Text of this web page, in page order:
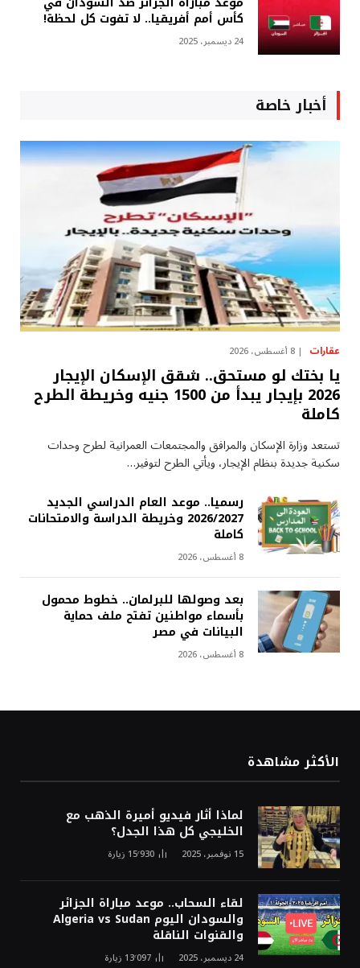
كأس أمم أفريقيا.. لا تفوت كل لحظة!
24 ديسمبر، 2025
أخبار خاصة
عقارات 8 أغسطس، 2026
يا بختك لو مستحق.. شقق الإسكان الإيجار
2026 بإيجار يبدأ من 1500 جنيه وخريطة الطرح
كاملة
تستعد وزارة الإسكان والمرافق والمجتمعات العمرانية لطرح وحدات
سكنية جديدة بنظام الإيجار، ويأتي الطرح لتوفير…
رسميا.. موعد العام الدراسي الجديد
2026/2027 وخريطة الدراسة والامتحانات
كاملة
8 أغسطس، 2026
بعد وصولها للبرلمان.. خطوط محمول
بأسماء مواطنين تفتح ملف حماية
البيانات في مصر
8 أغسطس، 2026
الأكثر مشاهدة
لماذا أثار فيديو أميرة الذهب مع
الخليجي كل هذا الجدل؟
15 نوفمبر، 2025 15٬930 زيارة
لقاء السحاب.. موعد مباراة الجزائر
والسودان اليوم Algeria vs Sudan
والقنوات الناقلة
24 ديسمبر، 2025 13٬097 زيارة